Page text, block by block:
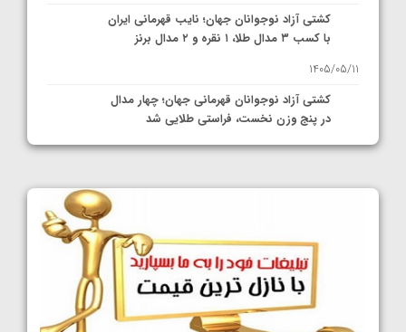
کشتی آزاد نوجوانان جهان؛ نایب قهرمانی ایران
با کسب ۳ مدال طلا، ۱ نقره و ۲ مدال برنز
1405/05/11
کشتی آزاد نوجوانان قهرمانی جهان؛ چهار مدال
در پنج وزن نخست، فراستی طلایی شد
1405/05/11
کشتی آزاد نوجوانان جهان؛ رقبای نمایندگان
ایران مشخص شدند
1405/05/08